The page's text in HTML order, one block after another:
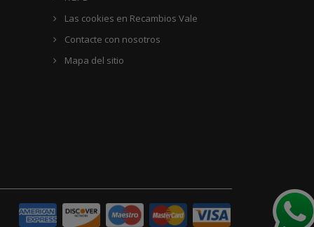
Las cookies en Recambios Vale
Contacte con nosotros
Mapa del sitio